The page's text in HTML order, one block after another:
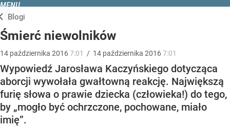
MENU
Blogi
Śmierć niewolników
14 października 20167:01 / 14 października 20167:01
Wypowiedź Jarosława Kaczyńskiego dotycząca
aborcji wywołała gwałtowną reakcję. Największą
furię słowa o prawie dziecka (człowieka!) do tego,
by „mogło być ochrzczone, pochowane, miało
imię”.